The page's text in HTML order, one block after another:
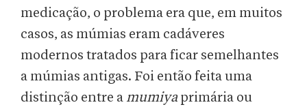
medicação, o problema era que, em muitos
casos, as múmias eram cadáveres
modernos tratados para ficar semelhantes
a múmias antigas. Foi então feita uma
distinção entre a mumiya primária ou